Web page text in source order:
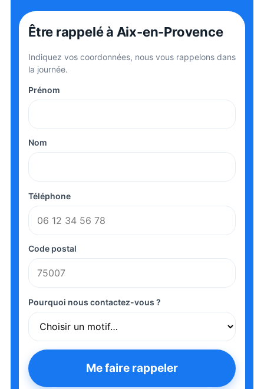
Être rappeléà Aix-en-Provence
Indiquez vos coordonnées, nous vous rappelons dans
la journée.
Prénom
Nom
Téléphone
Code postal
Pourquoi nous contactez-vous ?
Me faire rappeler